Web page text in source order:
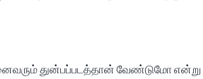
துன்பப்படத்தான் வேண்டுமோ என்று